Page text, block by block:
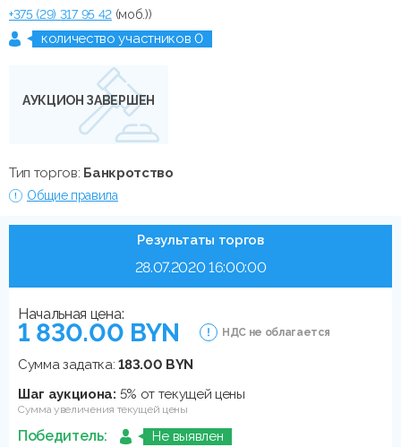
+375 (29) 317 95 42(моб.))
количество участников 0
АУКЦИОН ЗАВЕРШЕН
Тип торгов: Банкротство
Общие правила
Результаты торгов
28.07.2020 16:00:00
Начальная цена:
1 830.00 BYN НДС не облагается
Сумма задатка:183.00 BYN
Шаг аукциона: 5% от текущей цены
Сумма увеличения текущей цены
Победитель: Не выявлен